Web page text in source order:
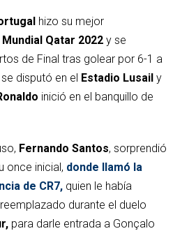
hizo su mejor
Mundial Qatar 2022 y se
de Final tras golear por 6-1 a
disputó en el Estadio Lusail y
inició en el banquillo de
Fernando Santos, sorprendió
once inicial, donde llamó la
de CR7, quien le había
durante el duelo
para darle entrada a Gonçalo